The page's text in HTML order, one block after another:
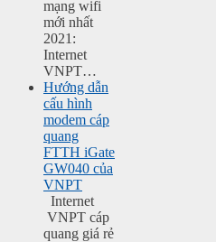
mạng wifi
mới nhất
2021:
Internet
VNPT…
Hướng dẫn
cấu hình
modem cáp
quang
FTTH iGate
GW040 của
VNPT
Internet
VNPT cáp
quang giá rẻ